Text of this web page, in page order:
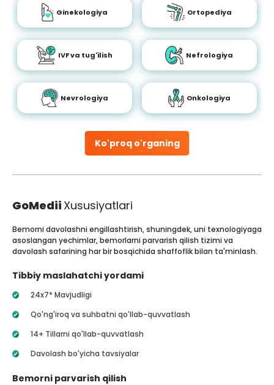
Ko'proq o'rganing
Ginekologiya Ortopediya
IVF va tug'ilish Nefrologiya
Nevrologiya Onkologiya
GoMedii Xususiyatlari
Bemorni davolashni engillashtirish, shuningdek, uni texnologiyaga
asoslangan yechimlar, bemorlarni parvarish qilish tizimi va
davolash safarining har bir bosqichida shaffoflik bilan ta'minlash.
Tibbiy maslahatchi yordami
24x7* Mavjudligi
Qo'ng'iroq va suhbatni qo'llab-quvvatlash
14+ Tillarni qo'llab-quvvatlash
Davolash bo'yicha tavsiyalar
Bemorni parvarish qilish